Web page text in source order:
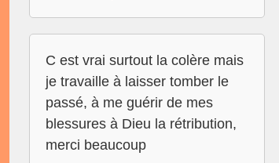
C est vrai surtout la colère mais
je travaille à laisser tomber le
passé, à me guérir de mes
blessures à Dieu la rétribution,
merci beaucoup